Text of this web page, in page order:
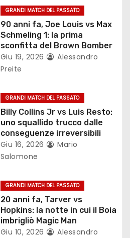
GRANDI MATCH DEL PASSATO
90 anni fa, Joe Louis vs Max
Schmeling 1: la prima
sconfitta del Brown Bomber
Giu 19, 2026
Alessandro
Preite
GRANDI MATCH DEL PASSATO
Billy Collins Jr vs Luis Resto:
uno squallido trucco dalle
conseguenze irreversibili
Giu 16, 2026
Mario
Salomone
GRANDI MATCH DEL PASSATO
20 anni fa, Tarver vs
Hopkins: la notte in cui il Boia
imbrigliò Magic Man
Giu 10, 2026
Alessandro